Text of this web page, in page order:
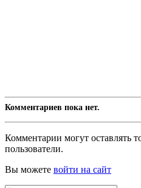
Комментариев пока нет.
Комментарии могут оставлять
пользователи.
Вы можете войти на сайт